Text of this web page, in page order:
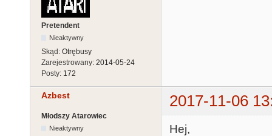
Pretendent
Nieaktywny
Skąd: Otrębusy
Zarejestrowany: 2014-05-24
Posty: 172
Azbest 2017-11-06
Młodszy Atarowiec
Nieaktywny
Hej,